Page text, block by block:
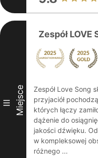
III Miejsce
Zespół LOVE
Zespół Love Song
przyjaciół
których łączy
dążenie do
jakości dźwięku.
w kompleksowej
różnego ...